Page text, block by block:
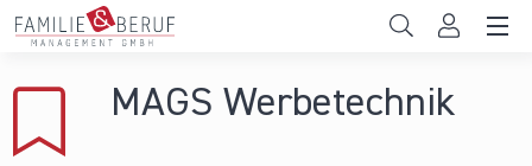
Direkt zum Inhalt
Gemeinden
MAGS Werbetechnik